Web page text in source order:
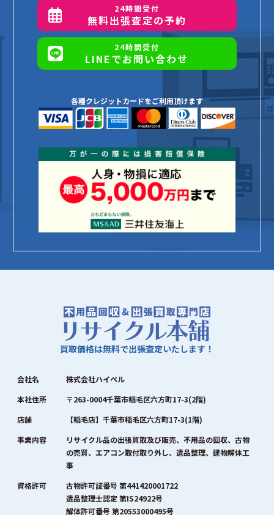
24時間受付
無料出張査定の予約
24時間受付
LINEでお問い合わせ
各種クレジットカードをご利用頂けます
買取価格は無料で出張査定いたします！
会社名
株式会社ハイペル
本社住所
〒263-0004千葉市稲毛区六方町17-3(2階)
店舗
【稲毛店】千葉市稲毛区六方町17-3(1階)
事業内容
リサイクル品の出張買取及び販売、不用品の回収、古物
の売買、エアコン取付取り外し、遺品整理、建物解体工
事
資格許可
古物許可証番号 第441420001722
遺品整理士認定 第IS24922号
解体許可番号 第20553000495号